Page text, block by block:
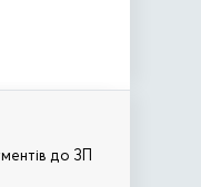
до ЗП